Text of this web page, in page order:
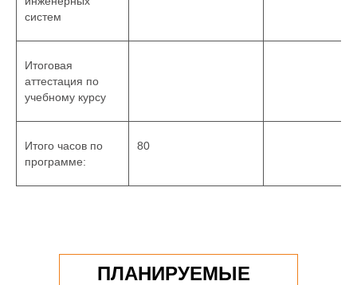
систем
Итоговая
аттестация по
учебному курсу
Итого часов по
программе:
80
ПЛАНИРУЕМЫЕ